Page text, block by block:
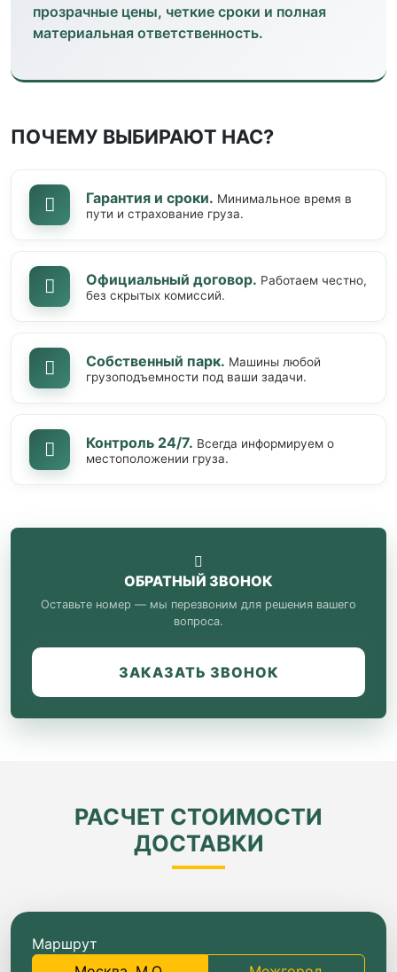
прозрачные цены, четкие сроки и полная
материальная ответственность.
ПОЧЕМУ ВЫБИРАЮТ НАС?
Гарантия и сроки. Минимальное время в
пути и страхование груза.
Официальный договор. Работаем честно,
без скрытых комиссий.
Собственный парк. Машины любой
грузоподъемности под ваши задачи.
Контроль 24/7. Всегда информируем о
местоположении груза.
ОБРАТНЫЙ ЗВОНОК
Оставьте номер — мы перезвоним для решения вашего
вопроса.
ЗАКАЗАТЬ ЗВОНОК
РАСЧЕТ СТОИМОСТИ
ДОСТАВКИ
Маршрут